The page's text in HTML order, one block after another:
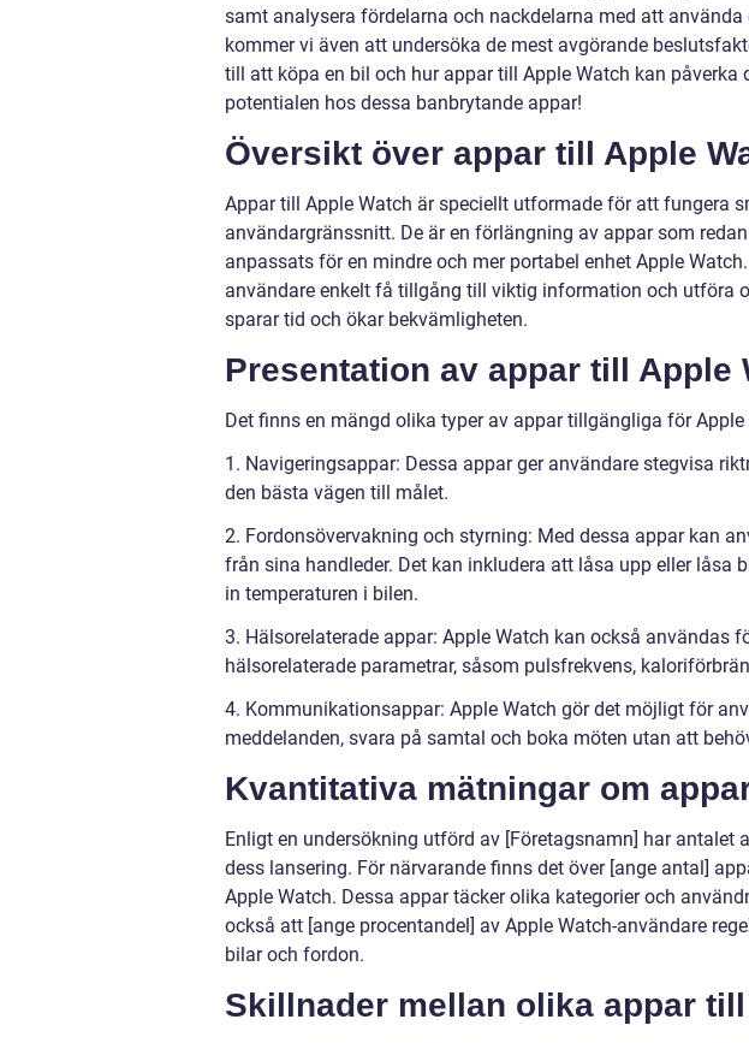
samt analysera fördelarna och nackdelarna med att
kommer vi även att undersöka de mest avgörande
till att köpa en bil och hur appar till Apple Watch kan påverka
potentialen hos dessa banbrytande appar!
Översikt över appar till Apple
Appar till Apple Watch är speciellt utformade för att fungera
användargränssnitt. De är en förlängning av appar som
anpassats för en mindre och mer portabel enhet Apple
användare enkelt få tillgång till viktig information och utföra
sparar tid och ökar bekvämligheten.
Presentation av appar till Apple
Det finns en mängd olika typer av appar tillgängliga för Apple
1. Navigeringsappar: Dessa appar ger användare stegvisa
den bästa vägen till målet.
2. Fordonsövervakning och styrning: Med dessa appar kan
från sina handleder. Det kan inkludera att låsa upp eller låsa
in temperaturen i bilen.
3. Hälsorelaterade appar: Apple Watch kan också användas
hälsorelaterade parametrar, såsom pulsfrekvens,
4. Kommunikationsappar: Apple Watch gör det möjligt för
meddelanden, svara på samtal och boka möten utan att
Kvantitativa mätningar om
Enligt en undersökning utförd av [Företagsnamn] har antalet
dess lansering. För närvarande finns det över [ange antal]
Apple Watch. Dessa appar täcker olika kategorier och
också att [ange procentandel] av Apple Watch-användare
bilar och fordon.
Skillnader mellan olika appar